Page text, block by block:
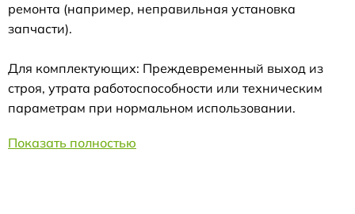
ремонта (например, неправильная установка
запчасти).
Для комплектующих: Преждевременный выход из
строя, утрата работоспособности или техническим
параметрам при нормальном использовании.
Показать полностью